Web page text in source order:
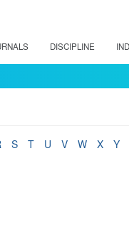
DISCIPLINE
S T U V W X Y